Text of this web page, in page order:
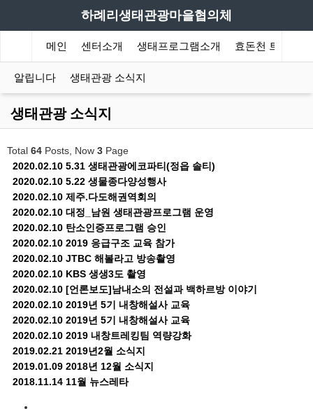
하례리생태관광마을협의체
메인 센터소개 생태프로그램소개 효돈천 트레킹
알립니다 생태관광 소식지
생태관광 소식지
Total 64 Posts, Now 3 Page
2020.02.10 5.31 생태관광에코파티(정읍 솔티)
2020.02.10 5.22 생물종다양성행사
2020.02.10 제주.다도해권역회의
2020.02.10 대정_남원 생태관광프로그램 운영
2020.02.10 탄소인증프로그램 승인
2020.02.10 2019 응급구조 교육 참가
2020.02.10 JTBC 해볼라고 방송촬영
2020.02.10 KBS 생생3도 촬영
2020.02.10 [언론보도]남내소의 전설과 백하르방 이야기
2020.02.10 2019년 5기 내창해설사 교육
2020.02.10 2019년 5기 내창해설사 교육
2020.02.10 2019 내창트레킹팀 역량강화
2019.02.21 2019년2월 소식지
2019.01.09 2018년 12월 소식지
2018.11.14 11월 뉴스레타